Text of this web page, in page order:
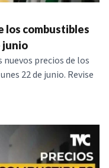
los combustibles
junio
precios de los
22 de junio. Revise